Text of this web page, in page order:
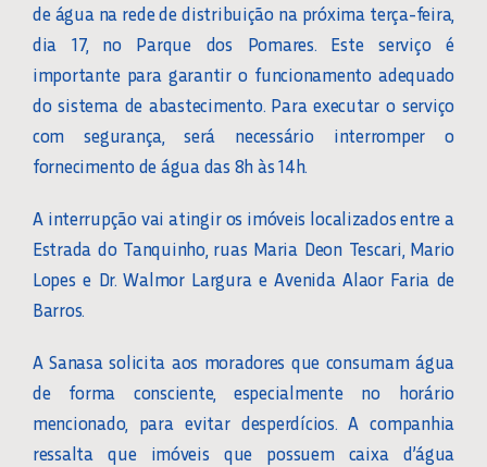
de água na rede de distribuição na próxima terça-feira,
dia 17, no Parque dos Pomares. Este serviço é
importante para garantir o funcionamento adequado
do sistema de abastecimento. Para executar o serviço
com segurança, será necessário interromper o
fornecimento de água das 8h às 14h.
A interrupção vai atingir os imóveis localizados entre a
Estrada do Tanquinho, ruas Maria Deon Tescari, Mario
Lopes e Dr. Walmor Largura e Avenida Alaor Faria de
Barros.
A Sanasa solicita aos moradores que consumam água
de forma consciente, especialmente no horário
mencionado, para evitar desperdícios. A companhia
ressalta que imóveis que possuem caixa d’água